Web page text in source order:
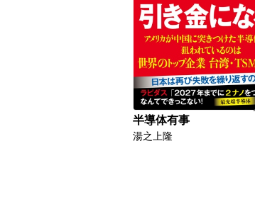
半導体有事
湯之上隆